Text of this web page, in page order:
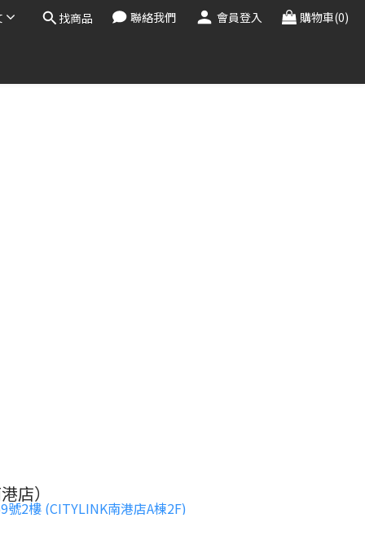
找商品 聯絡我們 會員登入 購物車(0)
店）
2樓 (CITYLINK南港店A棟2F)